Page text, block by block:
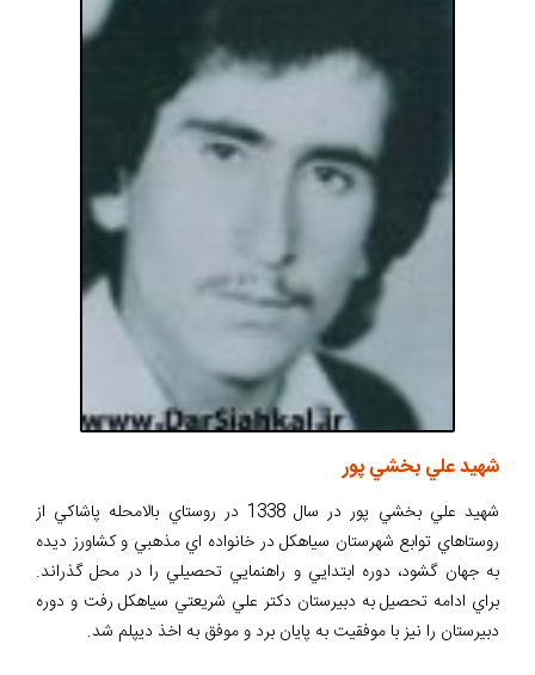
شهيد علي بخشي پور
شهيد علي بخشي پور در سال 1338 در روستاي بالامحله پاشاکي از
روستاهاي توابع شهرستان سياهکل در خانواده اي مذهبي و کشاورز ديده
به جهان گشود، دوره ابتدايي و راهنمايي تحصيلي را در محل گذراند.
براي ادامه تحصيل به دبيرستان دکتر علي شريعتي سياهکل رفت و دوره
دبيرستان را نيز با موفقيت به پايان برد و موفق به اخذ ديپلم شد.